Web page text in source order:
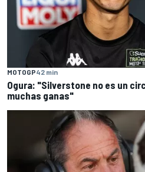
MOTOGP42 min
Ogura: "Silverstone no es un
muchas ganas"